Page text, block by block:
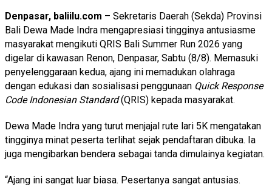
Denpasar, baliilu.com – Sekretaris Daerah (Sekda) Provinsi
Bali Dewa Made Indra mengapresiasi tingginya antusiasme
masyarakat mengikuti QRIS Bali Summer Run 2026 yang
digelar di kawasan Renon, Denpasar, Sabtu (8/8). Memasuki
penyelenggaraan kedua, ajang ini memadukan olahraga
dengan edukasi dan sosialisasi penggunaan Quick Response
Code Indonesian Standard(QRIS) kepada masyarakat.
Dewa Made Indra yang turut menjajal rute lari 5K mengatakan
tingginya minat peserta terlihat sejak pendaftaran dibuka. Ia
juga mengibarkan bendera sebagai tanda dimulainya kegiatan.
“Ajang ini sangat luar biasa. Pesertanya sangat antusias.